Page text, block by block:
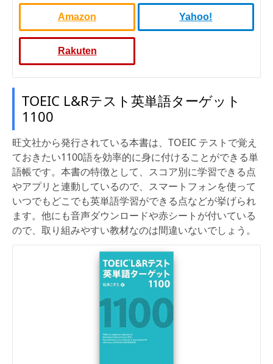
Amazon Yahoo!
Rakuten
TOEIC L&Rテスト英単語ターゲット
1100
旺文社から発行されている本書は、TOEIC テストで覚え
ておきたい1100語を効率的に身に付けることができる単
語帳です。本書の特徴として、スコア別に学習できる点
やアプリと連動しているので、スマートフォンを使って
いつでもどこでも英単語学習ができる点などが挙げられ
ます。他にも音声ダウンロードや赤シートが付いている
ので、取り組みやすい教材なのは間違いないでしょう。